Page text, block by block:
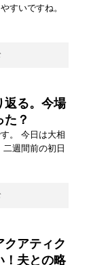
すいですね。
返る。今場
た？
。 今日は大相
週間前の初日
クアティク
！夫との略